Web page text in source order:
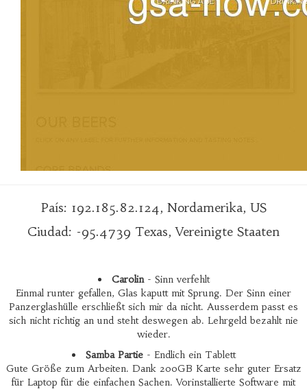
País: 192.185.82.124, Nordamerika, US
Ciudad: -95.4739 Texas, Vereinigte Staaten
Carolin- Sinn verfehlt
Einmal runter gefallen, Glas kaputt mit Sprung. Der Sinn einer
Panzerglashülle erschließt sich mir da nicht. Ausserdem passt es
sich nicht richtig an und steht deswegen ab. Lehrgeld bezahlt nie
wieder.
Samba Partie- Endlich ein Tablett
Gute Größe zum Arbeiten. Dank 200GB Karte sehr guter Ersatz
für Laptop für die einfachen Sachen. Vorinstallierte Software mit